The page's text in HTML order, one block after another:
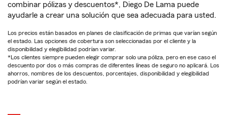
combinar pólizas y descuentos*, Diego De Lama puede
ayudarle a crear una solución que sea adecuada para usted.
Los precios están basados en planes de clasificación de primas que varían según
el estado. Las opciones de cobertura son seleccionadas por el cliente y la
disponibilidad y elegibilidad podrían variar.
*Los clientes siempre pueden elegir comprar solo una póliza, pero en ese caso el
descuento por dos o más compras de diferentes líneas de seguro no aplicará. Los
ahorros, nombres de los descuentos, porcentajes, disponibilidad y elegibilidad
podrían variar según el estado.